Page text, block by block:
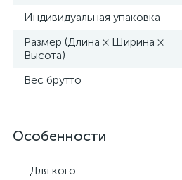
Индивидуальная упаковка
Размер (Длина × Ширина ×
Высота)
Вес брутто
Особенности
Для кого